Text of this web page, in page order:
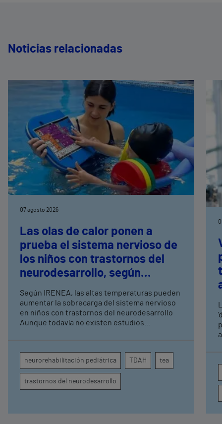
Noticias relacionadas
07 agosto 2026
Las olas de calor ponen a
prueba el sistema nervioso de
los niños con trastornos del
neurodesarrollo, según
neurorrehabilitación
pediátrica de Vithas
Según IRENEA, las altas temperaturas pueden
aumentar la sobrecarga del sistema nervioso
en niños con trastornos del neurodesarrollo
Aunque todavía no existen estudios
atención, la regulación emocional y la
conducta
neurorehabilitación pediátrica TDAH tea
trastornos del neurodesarrollo